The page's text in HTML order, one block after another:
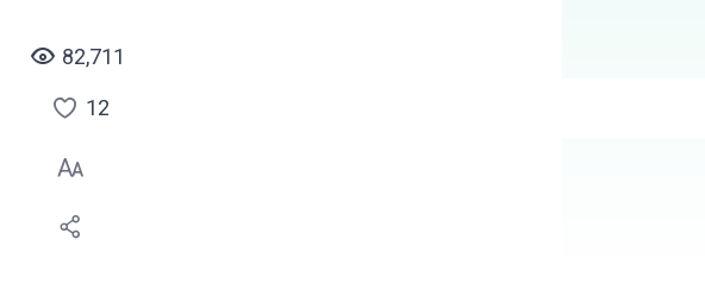
82,711
點
選
喜
12